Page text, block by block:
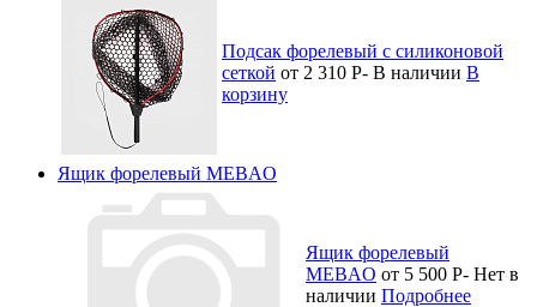
Подсак форелевый с силиконовой
сеткой от 2 310 Р- В наличии В
корзину
Ящик форелевый MEBAO
Ящик форелевый
MEBAO от 5 500 Р- Нет в
наличии Подробнее